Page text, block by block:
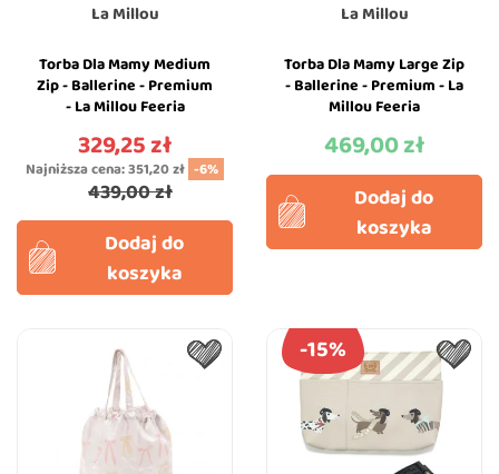
La Millou
Torba Dla Mamy Medium
Zip - Ballerine - Premium
- La Millou Feeria
Cena
329,25 zł
Najniższa cena:351,20 zł -6%
439,00 zł
Dodaj do
koszyka
La Millou
Torba Dla Mamy Large Zip
- Ballerine - Premium - La
Millou Feeria
Cena
469,00 zł
Dodaj do
koszyka
-15%